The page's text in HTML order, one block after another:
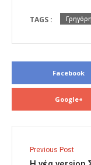
TAGS :
Facebook
Google+
Previous Post